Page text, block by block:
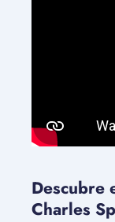
Descubre
Charles